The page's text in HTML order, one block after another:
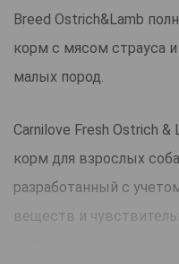
Breed Ostrich&Lamb
корм с мясом страуса
малых пород.
Carnilove Fresh Ostrich
корм для взрослых
разработанный с
веществ и